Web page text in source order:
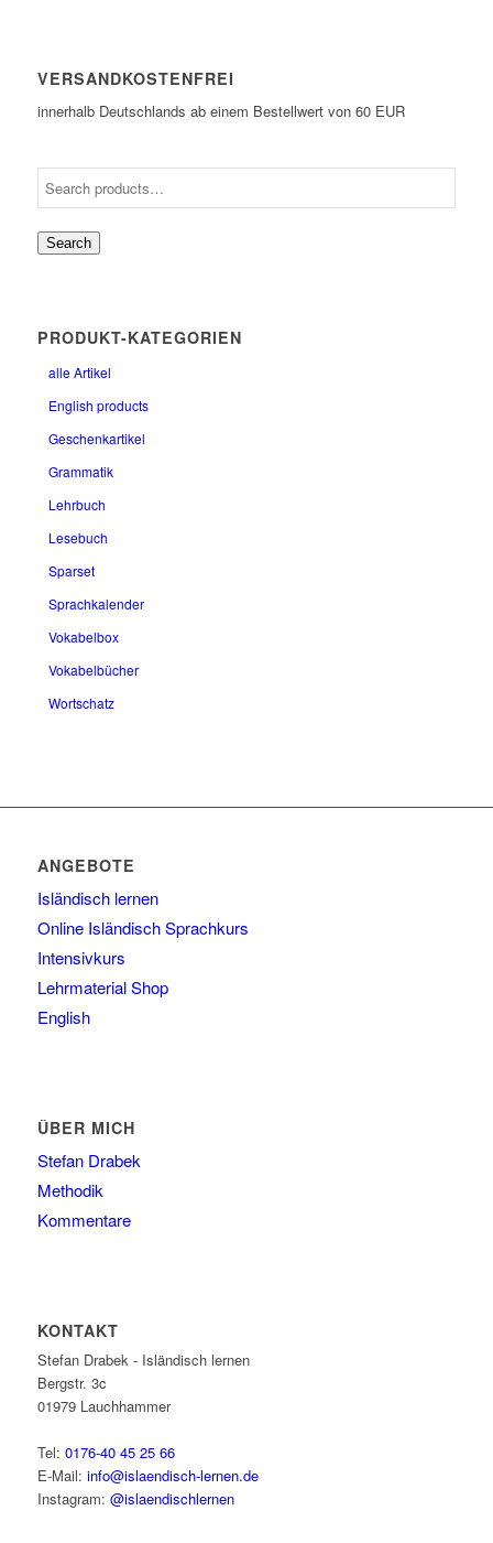
VERSANDKOSTENFREI
innerhalb Deutschlands ab einem Bestellwert von 60 EUR
Search
PRODUKT-KATEGORIEN
alle Artikel
English products
Geschenkartikel
Grammatik
Lehrbuch
Lesebuch
Sparset
Sprachkalender
Vokabelbox
Vokabelbücher
Wortschatz
ANGEBOTE
Isländisch lernen
Online Isländisch Sprachkurs
Intensivkurs
Lehrmaterial Shop
English
ÜBER MICH
Stefan Drabek
Methodik
Kommentare
KONTAKT
Stefan Drabek - Isländisch lernen
Bergstr. 3c
01979 Lauchhammer
Tel: 0176-40 45 25 66
E-Mail: info@islaendisch-lernen.de
Instagram: @islaendischlernen